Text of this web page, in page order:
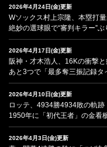
2026年4月24日(金)更新
Wソックス村上宗隆、本塁打
絶妙の選球眼で“審判キラー”ぶ
2026年4月17日(金)更新
阪神・才木浩人、16Kの衝撃と
あと3つで「最多奪三振記録タ
2026年4月10日(金)更新
ロッテ、4934勝4934敗の軌跡
1950年に「初代王者」の金看
2026年4月3日(金)更新